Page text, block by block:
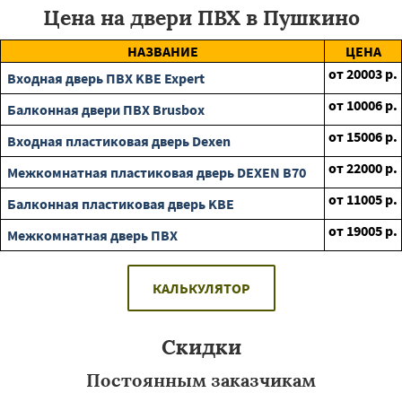
Цена на двери ПВХ в Пушкино
НАЗВАНИЕ
ЦЕНА
Входная дверь ПВХ KBE Expert
от20003 р.
Балконная двери ПВХ Brusbox
от 10006 р.
Входная пластиковая дверь Dexen
от 15006 р.
Межкомнатная пластиковая дверь DEXEN B70
от22000 р.
Балконная пластиковая дверь KBE
от 11005 р.
Межкомнатная дверь ПВХ
от 19005 р.
КАЛЬКУЛЯТОР
Скидки
Постоянным заказчикам